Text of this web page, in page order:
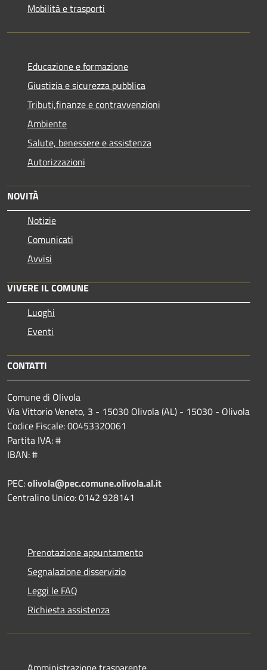
Mobilità e trasporti
Educazione e formazione
Giustizia e sicurezza pubblica
Tributi,finanze e contravvenzioni
Ambiente
Salute, benessere e assistenza
Autorizzazioni
NOVITÀ
Notizie
Comunicati
Avvisi
VIVERE IL COMUNE
Luoghi
Eventi
CONTATTI
Comune di Olivola
Via Vittorio Veneto, 3 - 15030 Olivola (AL) - 15030 - Olivola
Codice Fiscale: 00453320061
Partita IVA: #
IBAN: #
PEC:olivola@pec.comune.olivola.al.it
Centralino Unico: 0142 928141
Prenotazione appuntamento
Segnalazione disservizio
Leggi le FAQ
Richiesta assistenza